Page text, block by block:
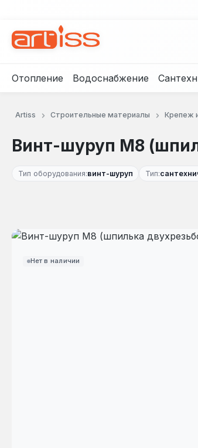
Отопление Водоснабжение
Artiss Строительные материалы Крепеж
Винт-шуруп М8
Тип оборудования:винт-шуруп Тип:
Нет в наличии
Пропустить галерею изображений